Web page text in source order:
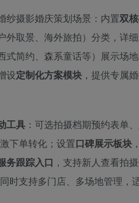
纱摄影婚庆策划场景：内置双
外取景、海外旅拍）分类，详
式简约、森系童话等）展示场
设定制化方案模块 ，提供专属
工具 ：可选拍摄档期预约表单
下单转化；设置口碑展示板块
务跟踪入口 ，支持新人查看拍
时支持多门店、多场地管理，